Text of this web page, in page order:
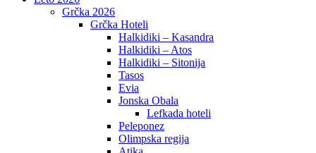
Grčka 2026
Grčka Hoteli
Halkidiki – Kasandra
Halkidiki – Atos
Halkidiki – Sitonija
Tasos
Evia
Jonska Obala
Lefkada hoteli
Peleponez
Olimpska regija